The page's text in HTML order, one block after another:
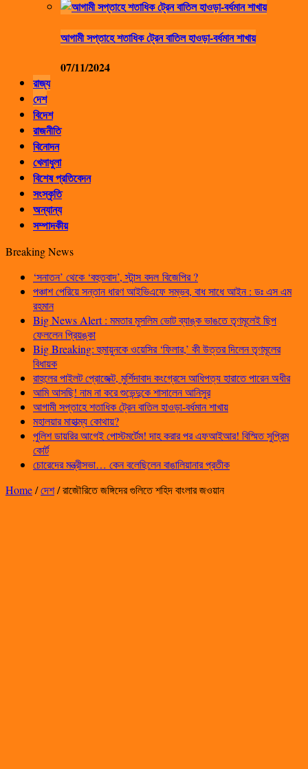
আগামী সপ্তাহে শতাধিক ট্রেন বাতিল হাওড়া-বর্ধমান শাখায়
07/11/2024
রাজ্য
দেশ
বিদেশ
রাজনীতি
বিনোদন
খেলাধুলা
বিশেষ প্রতিবেদন
সংস্কৃতি
অন্যান্য
সম্পাদকীয়
Breaking News
‘সনাতন’ থেকে ‘বহুতবাদ’, স্টান্স বদল বিজেপির ?
পঞ্চাশ পেরিয়ে সন্তান ধারণ আইভিএফে সম্ভব, বাধ সাধে আইন : ডঃ এস এম
রহমান
Big News Alert : মমতার মুসলিম ভোট ব্যাঙ্ক ভাঙতে তৃণমূলেই ছিপ
ফেললেন প্রিয়ঙ্কা
Big Breaking: হুমায়ুনকে ওয়েসির ‘ফিলার,’ কী উত্তর দিলেন তৃণমূলের
বিধায়ক
রাহুলের পাইলট প্রোজেক্ট, মুর্শিদাবাদ কংগ্রেসে আধিপত্য হারাতে পারেন অধীর
আমি আসছি! নাম না করে শুভেন্দুকে শাসালেন আনিসুর
আগামী সপ্তাহে শতাধিক ট্রেন বাতিল হাওড়া-বর্ধমান শাখায়
মহালয়ার মাহাত্ম্য কোথায়?
পুলিশ ডায়রির আগেই পোস্টমর্টেম! দাহ করার পর এফআইআর! বিস্মিত সুপ্রিম
কোর্ট
চোরেদের মন্ত্রীসভা… কেন বলেছিলেন বাঙালিয়ানার প্রতীক
Home/দেশ/রাজৌরিতে জঙ্গিদের গুলিতে শহিদ বাংলার জওয়ান